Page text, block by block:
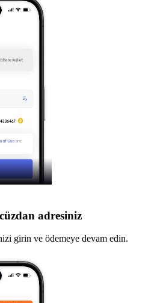
adresiniz
girin ve ödemeye devam edin.